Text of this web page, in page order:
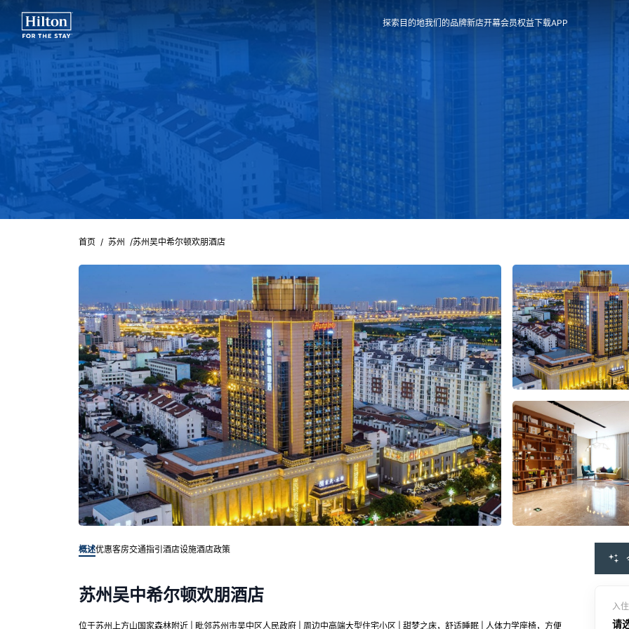
探索目的地我们的品牌新店开幕会员权益下载APP
首页 / 苏州 /苏州吴中希尔顿欢朋酒店
概述优惠客房交通指引 酒店设施酒店政策
苏州吴中希尔顿欢朋酒店
位于苏州上方山国家森林附近 | 毗邻苏州市吴中区人民政府 | 周边中高端大型住宅小区 | 甜梦之床，舒适睡眠 | 人体力学座椅，方便
入
请